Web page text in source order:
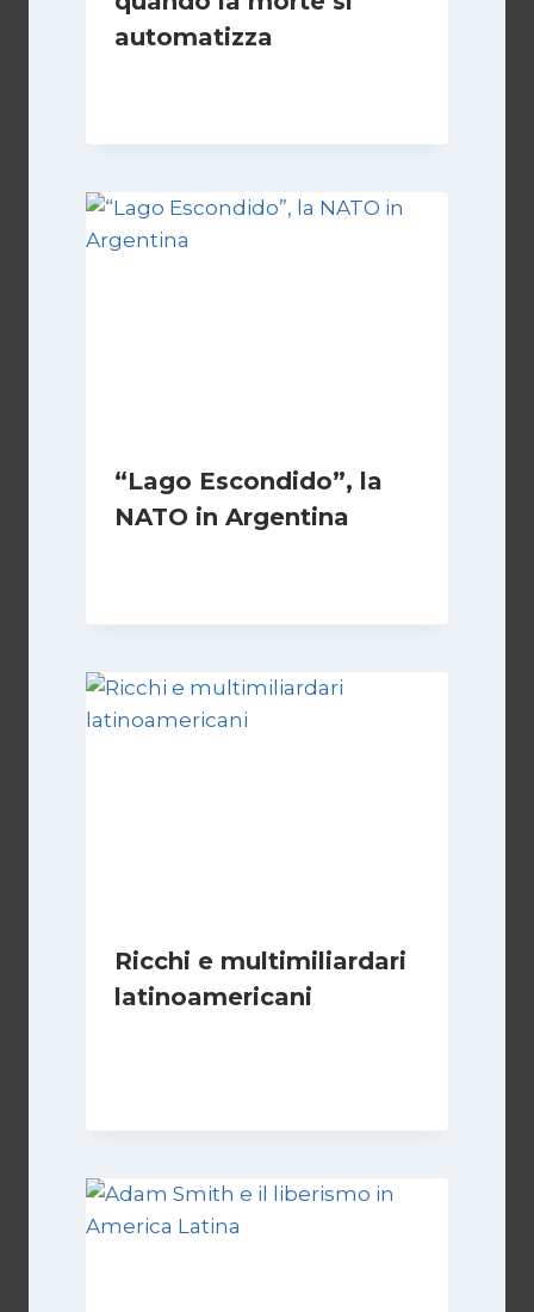
automatizza
“Lago Escondido”, la
NATO in Argentina
Ricchi e multimiliardari
latinoamericani